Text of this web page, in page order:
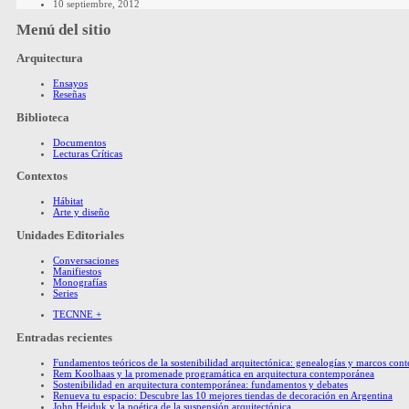
10 septiembre, 2012
Menú del sitio
Arquitectura
Ensayos
Reseñas
Biblioteca
Documentos
Lecturas Críticas
Contextos
Hábitat
Arte y diseño
Unidades Editoriales
Conversaciones
Manifiestos
Monografías
Series
TECNNE +
Entradas recientes
Fundamentos teóricos de la sostenibilidad arquitectónica: genealogías y marcos
Rem Koolhaas y la promenade programática en arquitectura contemporánea
Sostenibilidad en arquitectura contemporánea: fundamentos y debates
Renueva tu espacio: Descubre las 10 mejores tiendas de decoración en Argentina
John Hejduk y la poética de la suspensión arquitectónica